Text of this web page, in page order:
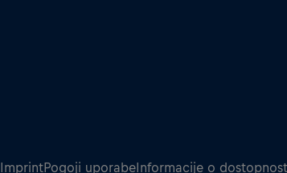
ImprintPogoji uporabeInformacije o